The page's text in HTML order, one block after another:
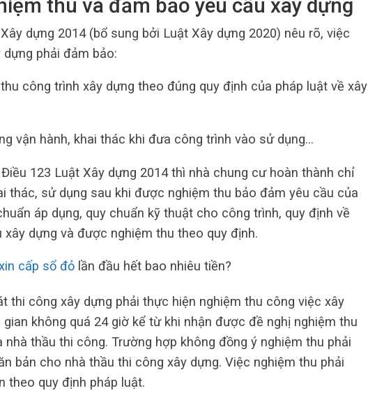
thu và đảm bảo yêu cầu xây dựng
dựng 2014 (bổ sung bởi Luật Xây dựng 2020) nêu rõ, việc
phải đảm bảo:
công trình xây dựng theo đúng quy định của pháp luật về xây
vận hành, khai thác khi đưa công trình vào sử dụng…
123 Luật Xây dựng 2014 thì nhà chung cư hoàn thành chỉ
thác, sử dụng sau khi được nghiệm thu bảo đảm yêu cầu của
áp dụng, quy chuẩn kỹ thuật cho công trình, quy định về
xây dựng và được nghiệm thu theo quy định.
cấp sổ đỏ lần đầu hết bao nhiêu tiền?
thi công xây dựng phải thực hiện nghiệm thu công việc xây
không quá 24 giờ kể từ khi nhận được đề nghị nghiệm thu
nhà thầu thi công. Trường hợp không đồng ý nghiệm thu phải
bản cho nhà thầu thi công xây dựng. Việc nghiệm thu phải
theo quy định pháp luật.